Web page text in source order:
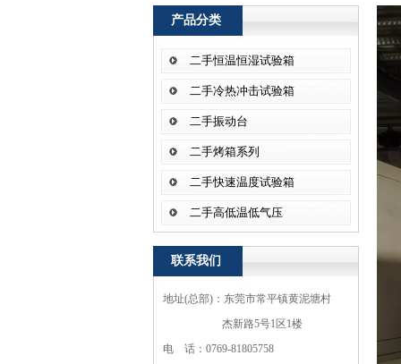
产品分类
二手恒温恒湿试验箱
二手冷热冲击试验箱
二手振动台
二手烤箱系列
二手快速温度试验箱
二手高低温低气压
联系我们
地址(总部)：东莞市常平镇黄泥塘村
杰新路5号1区1楼
电 话：0769-81805758